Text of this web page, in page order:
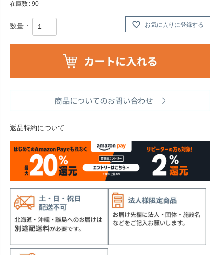
在庫数 90
お気に入りに登録する
返品特約について